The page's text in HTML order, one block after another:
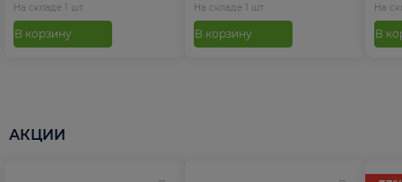
На складе 1 шт
В корзину
На складе 1 шт
В корзину
На
В
АКЦИИ